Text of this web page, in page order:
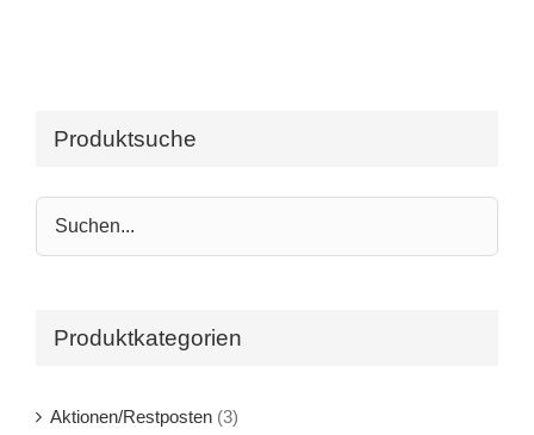
Produktsuche
Produktkategorien
Aktionen/Restposten (3)